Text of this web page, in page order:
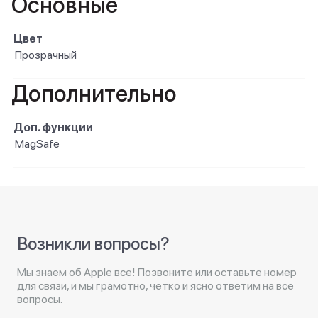
Цвет
Прозрачный
Дополнительно
Доп. функции
MagSafe
Возникли вопросы?
Мы знаем об Apple все! Позвоните или оставьте номер
для связи, и мы грамотно, четко и ясно ответим на все
вопросы.